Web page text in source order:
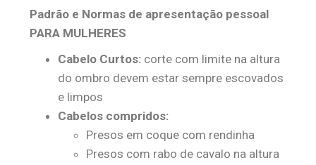
Padrão e Normas de apresentação pessoal
PARA MULHERES
Cabelo Curtos:corte com limite na altura
do ombro devem estar sempre escovados
e limpos
Cabelos compridos:
Presos em coque com rendinha
Presos com rabo de cavalo na altura